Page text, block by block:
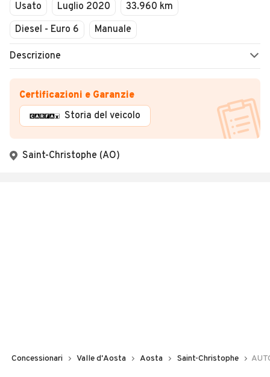
Usato Luglio 2020
33.960 km
Diesel - Euro 6
Manuale
Descrizione
Certificazioni e Garanzie
Storia del veicolo
Saint-Christophe (AO)
Concessionari Valle d'Aosta Aosta Saint-Christophe